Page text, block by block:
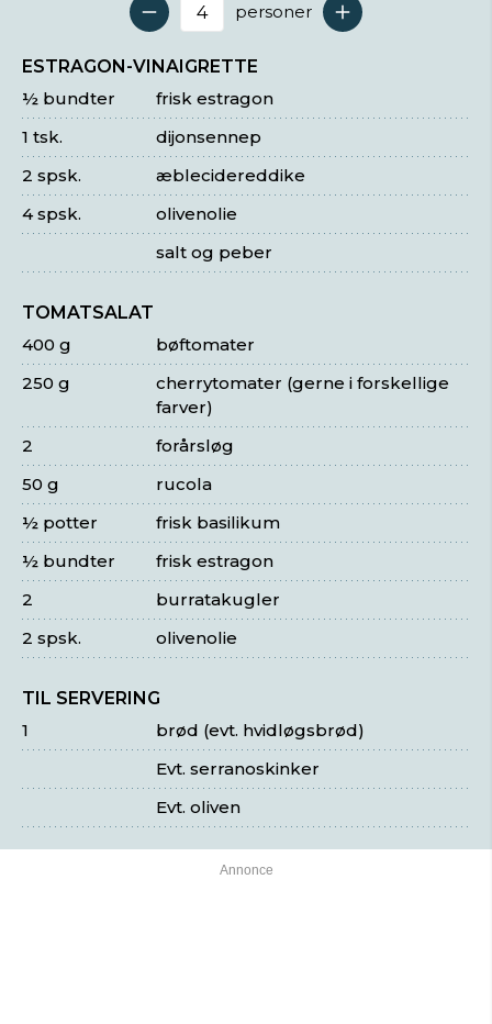
Antal serveringer
personer
ESTRAGON-VINAIGRETTE
frisk estragon
½ bundter
dijonsennep
1 tsk.
æblecidereddike
2 spsk.
olivenolie
4 spsk.
salt og peber
TOMATSALAT
bøftomater
400 g
cherrytomater (gerne i forskellige
farver)
250 g
forårsløg
2
rucola
50 g
frisk basilikum
½ potter
frisk estragon
½ bundter
burratakugler
2
olivenolie
2 spsk.
TIL SERVERING
brød (evt. hvidløgsbrød)
1
Evt. serranoskinker
Evt. oliven